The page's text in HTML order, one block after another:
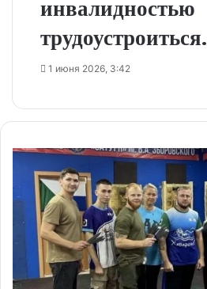
инвалидностью
трудоустроиться.
1 июня 2026, 3:42